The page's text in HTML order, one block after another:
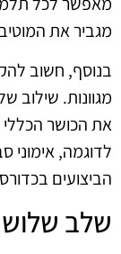
מגביר את
בנוסף, חשוב
מגוונות. שילוב
את הכושר
לדוגמה, אימוני
הביצועים
שלב שלוש